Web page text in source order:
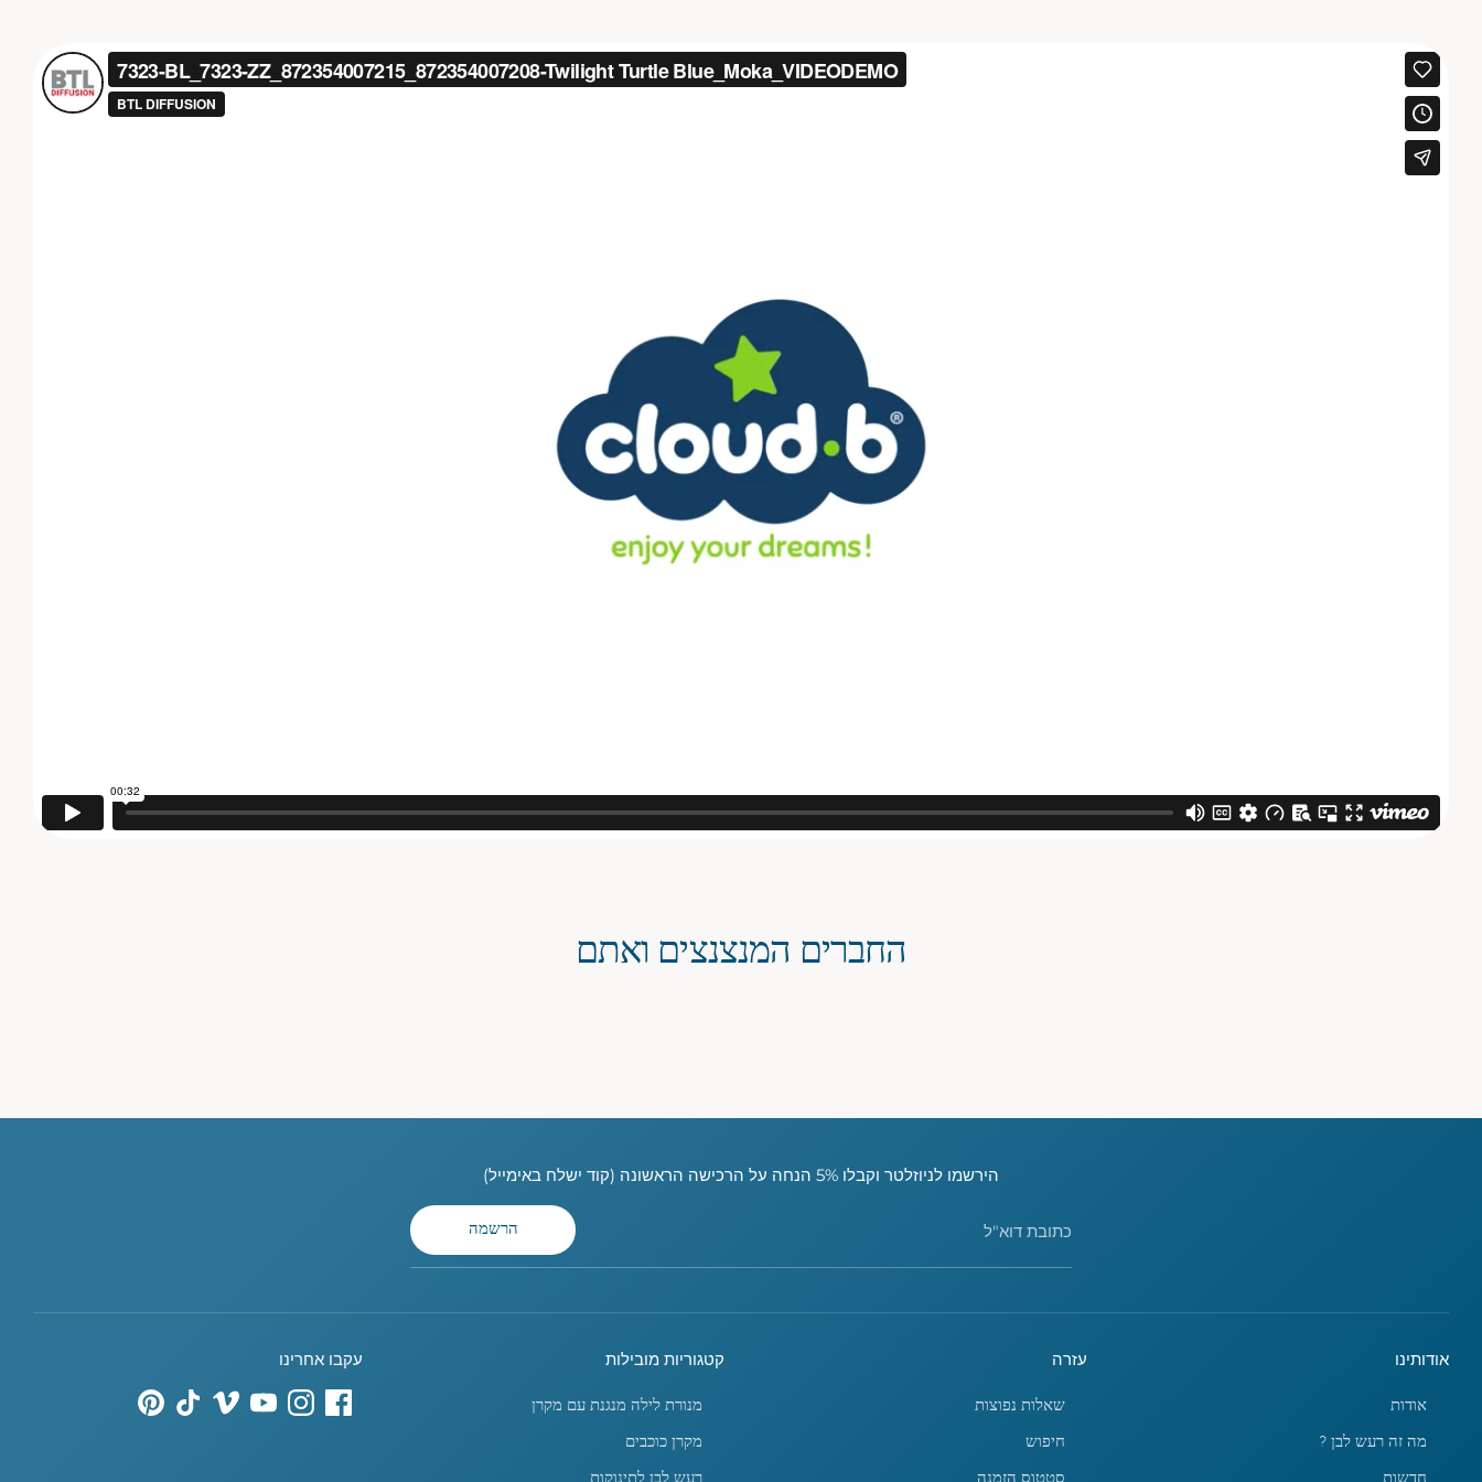
החברים המנצנצים ואתם
הירשמו לניוזלטר וקבלו 5% הנחה על הרכישה הראשונה (קוד ישלח באימייל)
כתובת דוא"ל הרשמה
אודותינו
אודות
מה זה רעש לבן ?
עזרה
שאלות נפוצות
חיפוש
קטגוריות מובילות
מנורת לילה מנגנת עם מקרן
מקרן כוכבים
עקבו אחרינו